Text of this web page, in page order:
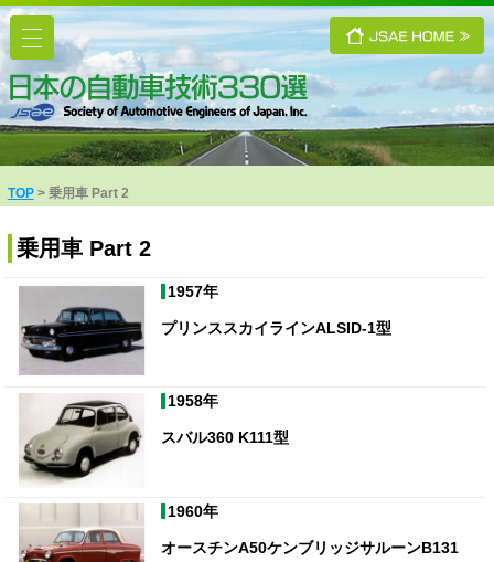
TOP 乗用車 Part 2
乗用車 Part 2
1957年
プリンススカイラインALSID-1型
1958年
スバル360 K111型
1960年
オースチンA50ケンブリッジサルーンB131